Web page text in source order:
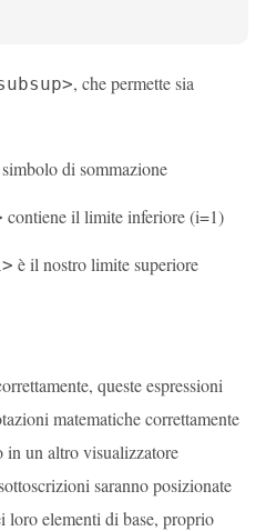
, che permette sia
di sommazione
contiene il limite inferiore (i=1)
è il nostro limite superiore
queste espressioni
matematiche correttamente
in un altro visualizzatore
saranno posizionate
loro elementi di base, proprio